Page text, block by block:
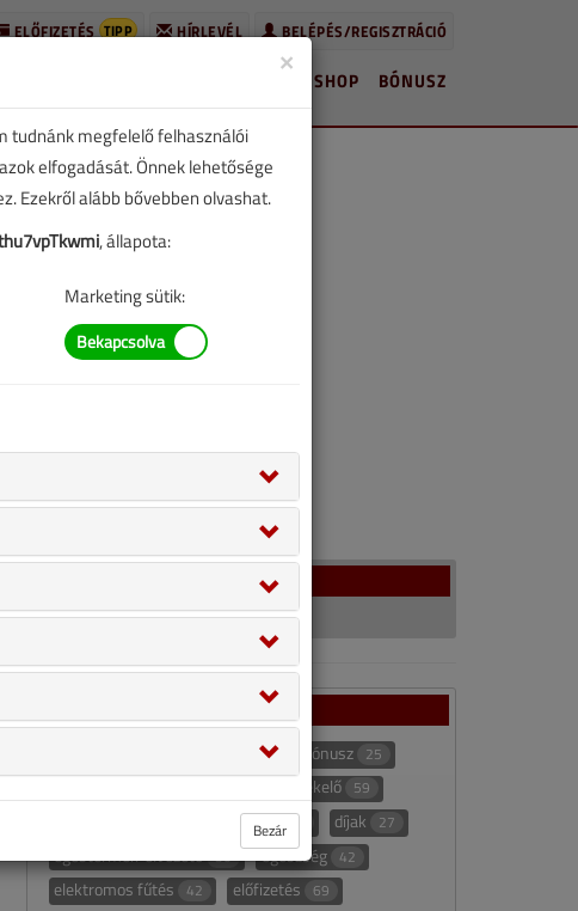
BELÉPÉS/REGISZTRÁCIÓ
HÍRLEVÉL
ELŐFIZETÉS TIPP
BÓNUSZ
SHOP
Címkék
90 bónusz 25
CO-érzékelő 59
csatorna 22 díjak 27
50 egészség 42
elektromos fűtés 42 előfizetés 69
×
tudnánk megfelelő felhasználói
elfogadását. Önnek lehetősége
Ezekről alább bővebben olvashat.
, állapota:
Marketing sütik:
Bezár